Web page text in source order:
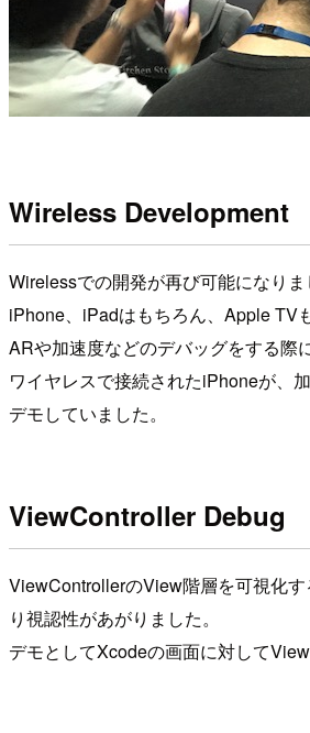
Wireless Development
Wirelessでの開発が再び可能になりま
iPhone、iPadはもちろん、Apple TV
ARや加速度などのデバッグをする際
ワイヤレスで接続されたiPhoneが、
デモしていました。
ViewController Debug
ViewControllerのView階層を可視化
り視認性があがりました。
デモとしてXcodeの画面に対して